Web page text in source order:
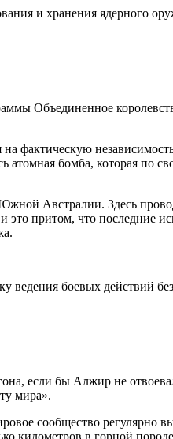
и хранения ядерного
Объединенное
фактическую
атомная бомба, которая по
Австралии. Здесь
это притом, что последние
боевых действий
если бы Алжир не
мира».
сообщество регулярно
километров в горной